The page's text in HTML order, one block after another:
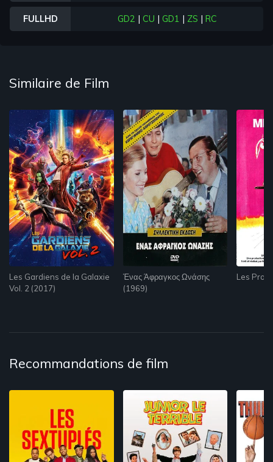
FULLHD GD2 | CU | GD1 | ZS | RC
Similaire de Film
Les Gardiens de la Galaxie
Vol. 2 (2017)
Ένας Άφραγκος Ωνάσης
(1969)
Les
Recommandations de film